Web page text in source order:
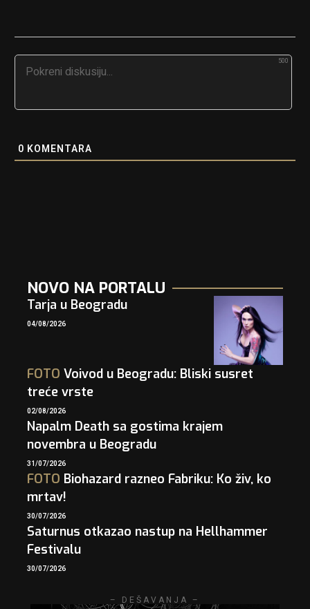
500
0 KOMENTARA
NOVO NA PORTALU
Tarja u Beogradu
04/08/2026
FOTO Voivod u Beogradu: Bliski susret
treće vrste
02/08/2026
Napalm Death sa gostima krajem
novembra u Beogradu
31/07/2026
FOTO Biohazard razneo Fabriku: Ko živ, ko
mrtav!
30/07/2026
Saturnus otkazao nastup na Hellhammer
Festivalu
30/07/2026
– DEŠAVANJA –